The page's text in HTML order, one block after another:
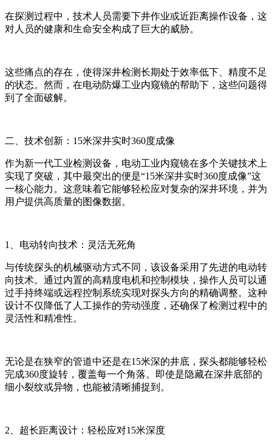
在探测过程中，技术人员需要下井作业或近距离操作设备，这
对人员的健康和生命安全构成了巨大的威胁。
这些痛点的存在，使得深井检测长期处于效率低下、精度不足
的状态。然而，在电动防爆工业内窥镜的帮助下，这些问题得
到了全面破解。
二、技术创新：15米深井实时360度成像
作为新一代工业检测设备，电动工业内窥镜在多个关键技术上
实现了突破，其中最突出的便是“15米深井实时360度成像”这
一核心能力。这意味着它能够轻松应对复杂的深井环境，并为
用户提供高质量的图像数据。
1、电动转向技术：灵活无死角
与传统探头的机械驱动方式不同，该设备采用了先进的电动转
向技术。通过内置的高精度电机和控制模块，操作人员可以通
过手持终端或远程控制系统实现对探头方向的精确调整。这种
设计不仅降低了人工操作的劳动强度，还确保了检测过程中的
灵活性和精准性。
无论是在狭窄的管道中还是在15米深的井底，探头都能够轻松
完成360度旋转，覆盖每一个角落。即使是隐藏在深井底部的
细小裂纹或异物，也能被清晰捕捉到。
2、超长距离设计：轻松应对15米深度